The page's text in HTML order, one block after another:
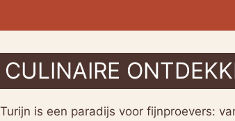
CULINAIRE
Turijn is een paradijs voor fijnproevers: